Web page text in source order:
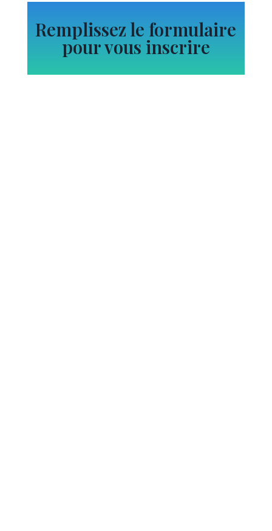
Remplissez le formulaire
pour vous inscrire